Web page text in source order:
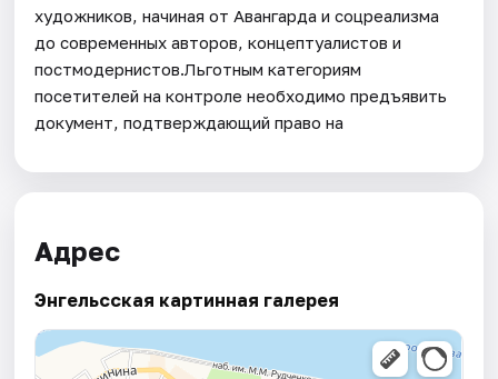
художников, начиная от Авангарда и соцреализма
до современных авторов, концептуалистов и
постмодернистов.Льготным категориям
посетителей на контроле необходимо предъявить
документ, подтверждающий право на
Адрес
Энгельсская картинная галерея